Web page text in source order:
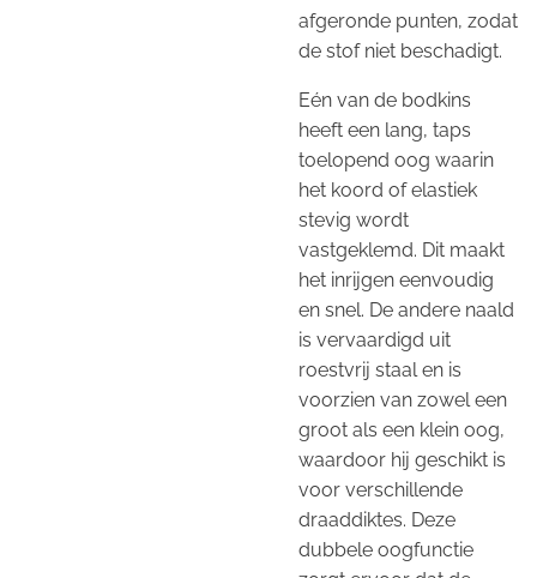
afgeronde punten, zodat
de stof niet beschadigt.
Eén van de bodkins
heeft een lang, taps
toelopend oog waarin
het koord of elastiek
stevig wordt
vastgeklemd. Dit maakt
het inrijgen eenvoudig
en snel. De andere naald
is vervaardigd uit
roestvrij staal en is
voorzien van zowel een
groot als een klein oog,
waardoor hij geschikt is
voor verschillende
draaddiktes. Deze
dubbele oogfunctie